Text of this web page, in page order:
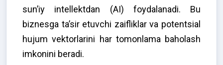
sunʼiy intellektdan (AI) foydalanadi. Bu
biznesga ta’sir etuvchi zaifliklar va potentsial
hujum vektorlarini har tomonlama baholash
imkonini beradi.